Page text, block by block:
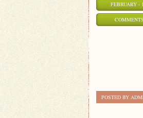
FEBRUARY -
POSTED BY